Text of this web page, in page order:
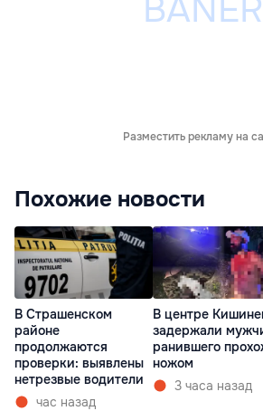
Разместить рекламу на
Похожие новости
В Страшенском
районе
продолжаются
проверки: выявлены
нетрезвые водители
час назад
В центре
задержали
ранившего
ножом
3 часа назад